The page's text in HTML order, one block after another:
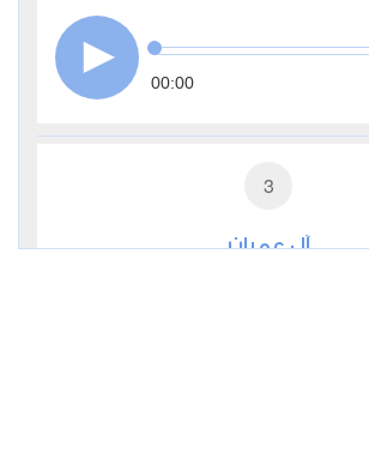
00:00
3
آل عمران